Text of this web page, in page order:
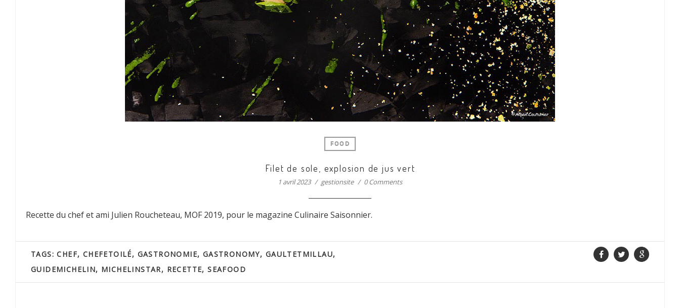
FOOD
Filet de sole, explosion de jus vert
1 avril 2023 gestionsite 0 Comments
Recette du chef et ami Julien Roucheteau, MOF 2019, pour le magazine Culinaire Saisonnier.
TAGS:CHEF, CHEFETOILÉ, GASTRONOMIE, GASTRONOMY, GAULTETMILLAU,
GUIDEMICHELIN, MICHELINSTAR, RECETTE,SEAFOOD